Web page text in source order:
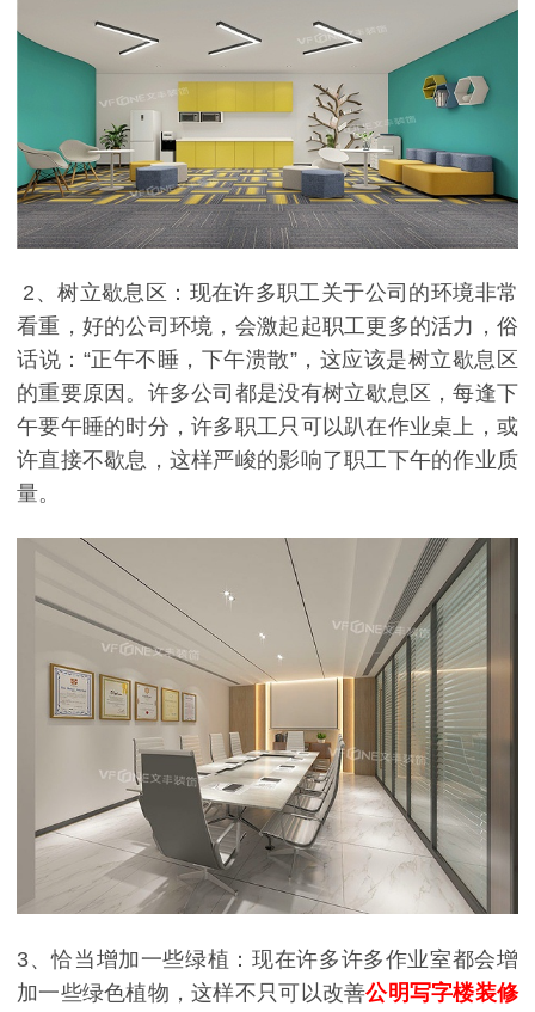
2、树立歇息区：现在许多职工关于公司的环境非常
看重，好的公司环境，会激起起职工更多的活力，俗
话说：“正午不睡，下午溃散”，这应该是树立歇息区
的重要原因。许多公司都是没有树立歇息区，每逢下
午要午睡的时分，许多职工只可以趴在作业桌上，或
许直接不歇息，这样严峻的影响了职工下午的作业质
量。
3、恰当增加一些绿植：现在许多许多作业室都会增
加一些绿色植物，这样不只可以改善公明写字楼装修